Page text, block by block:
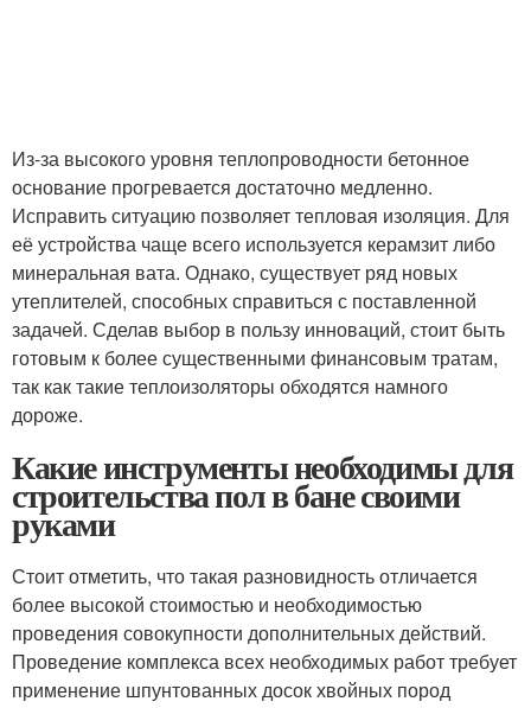
Из-за высокого уровня теплопроводности бетонное
основание прогревается достаточно медленно.
Исправить ситуацию позволяет тепловая изоляция. Для
её устройства чаще всего используется керамзит либо
минеральная вата. Однако, существует ряд новых
утеплителей, способных справиться с поставленной
задачей. Сделав выбор в пользу инноваций, стоит быть
готовым к более существенными финансовым тратам,
так как такие теплоизоляторы обходятся намного
дороже.
Какие инструменты необходимы для
строительства пол в бане своими
руками
Стоит отметить, что такая разновидность отличается
более высокой стоимостью и необходимостью
проведения совокупности дополнительных действий.
Проведение комплекса всех необходимых работ требует
применение шпунтованных досок хвойных пород